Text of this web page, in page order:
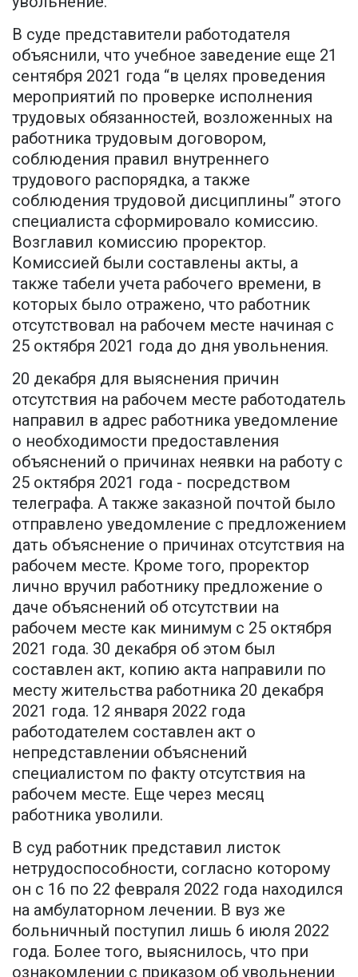
В суде представители работодателя
объяснили, что учебное заведение еще 21
сентября 2021 года “в целях проведения
мероприятий по проверке исполнения
трудовых обязанностей, возложенных на
работника трудовым договором,
соблюдения правил внутреннего
трудового распорядка, а также
соблюдения трудовой дисциплины” этого
специалиста сформировало комиссию.
Возглавил комиссию проректор.
Комиссией были составлены акты, а
также табели учета рабочего времени, в
которых было отражено, что работник
отсутствовал на рабочем месте начиная с
25 октября 2021 года до дня увольнения.
20 декабря для выяснения причин
отсутствия на рабочем месте работодатель
направил в адрес работника уведомление
о необходимости предоставления
объяснений о причинах неявки на работу с
25 октября 2021 года - посредством
телеграфа. А также заказной почтой было
отправлено уведомление с предложением
дать объяснение о причинах отсутствия на
рабочем месте. Кроме того, проректор
лично вручил работнику предложение о
даче объяснений об отсутствии на
рабочем месте как минимум с 25 октября
2021 года. 30 декабря об этом был
составлен акт, копию акта направили по
месту жительства работника 20 декабря
2021 года. 12 января 2022 года
работодателем составлен акт о
непредставлении объяснений
специалистом по факту отсутствия на
рабочем месте. Еще через месяц
работника уволили.
В суд работник представил листок
нетрудоспособности, согласно которому
он с 16 по 22 февраля 2022 года находился
на амбулаторном лечении. В вуз же
больничный поступил лишь 6 июля 2022
года. Более того, выяснилось, что при
ознакомлении с приказом об увольнении